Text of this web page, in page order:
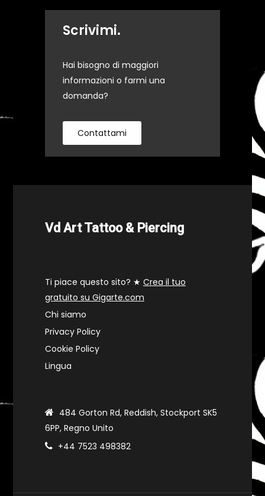
Scrivimi.
Hai bisogno di maggiori
informazioni o farmi una
domanda?
Contattami
Vd Art Tattoo & Piercing
Ti piace questo sito? ★ Crea il tuo
gratuito su Gigarte.com
Chi siamo
Privacy Policy
Cookie Policy
Lingua
484 Gorton Rd, Reddish, Stockport SK5
6PP, Regno Unito
+44 7523 498382